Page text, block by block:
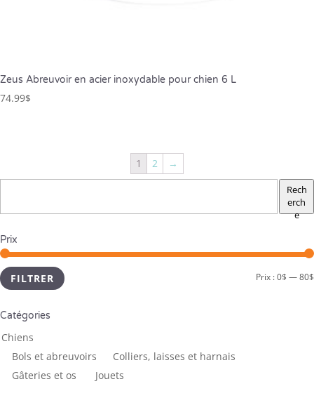
Zeus Abreuvoir en acier inoxydable pour chien 6 L
74.99$
1 2 →
Rech
erch
e
Prix
FILTRER Prix :0$ —80$
Catégories
Chiens
Bols et abreuvoirs
Colliers, laisses et harnais
Gâteries et os ­
Jouets